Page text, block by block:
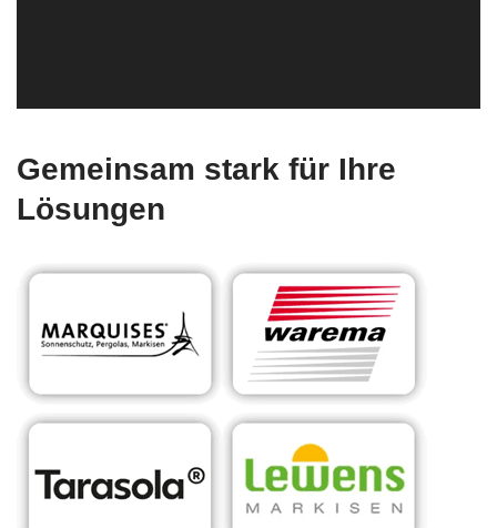
Gemeinsam stark für Ihre
Lösungen